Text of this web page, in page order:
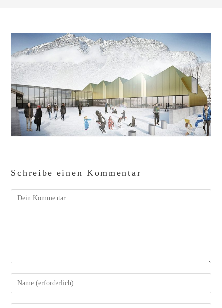
Schreibe einen Kommentar
Kommentar
Gib
deinen
Namen
oder
zum
Gib